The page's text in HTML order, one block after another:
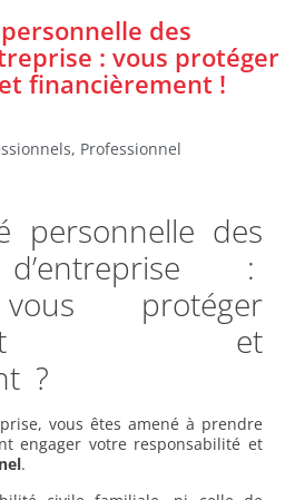
des
: vous protéger
financièrement !
, Professionnel
personnelle des
:
protéger
et
?
vous êtes amené à prendre
engager votre responsabilité et
.